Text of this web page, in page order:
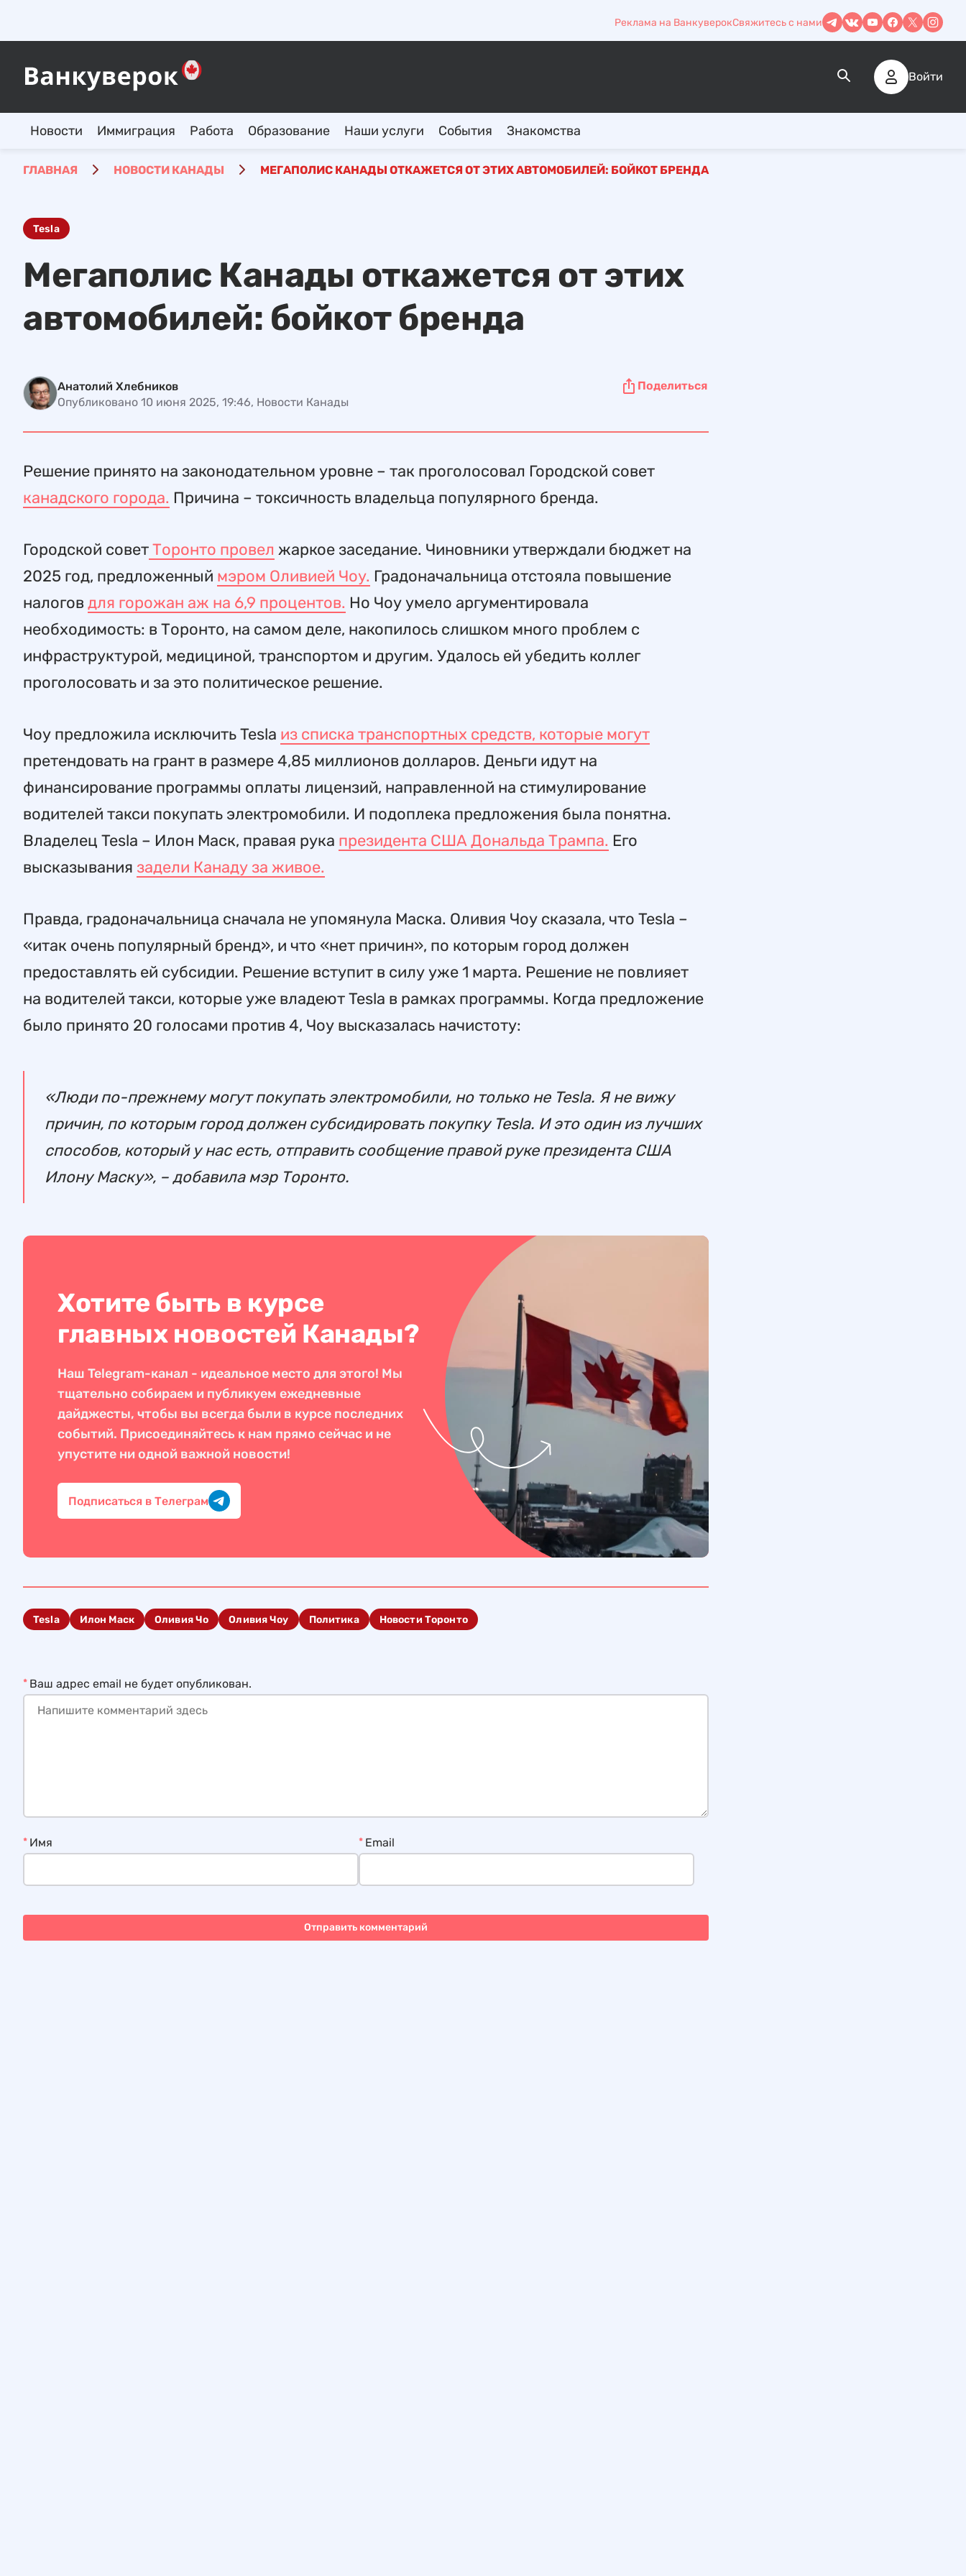
Реклама на ВанкуверокСвяжитесь с нами
Войти
Новости Иммиграция Работа Образование Наши услуги События Знакомства
ГЛАВНАЯ НОВОСТИ КАНАДЫ МЕГАПОЛИС КАНАДЫ ОТКАЖЕТСЯ ОТ ЭТИХ АВТОМОБИЛЕЙ: БОЙКОТ БРЕНДА
Tesla
Мегаполис Канады откажется от этих
автомобилей: бойкот бренда
Анатолий Хлебников
Опубликовано 10 июня 2025, 19:46, Новости Канады
Поделиться
Решение принято на законодательном уровне – так проголосовал Городской совет
канадского города. Причина – токсичность владельца популярного бренда.
Городской советТоронто провел жаркое заседание. Чиновники утверждали бюджет на
2025 год, предложенный мэром Оливией Чоу. Градоначальница отстояла повышение
налогов для горожан аж на 6,9 процентов. Но Чоу умело аргументировала
необходимость: в Торонто, на самом деле, накопилось слишком много проблем с
инфраструктурой, медициной, транспортом и другим. Удалось ей убедить коллег
проголосовать и за это политическое решение.
Чоу предложила исключить Tesla из списка транспортных средств, которые могут
претендовать на грант в размере 4,85 миллионов долларов. Деньги идут на
финансирование программы оплаты лицензий, направленной на стимулирование
водителей такси покупать электромобили. И подоплека предложения была понятна.
Владелец Tesla – Илон Маск, правая рука президента США Дональда Трампа. Его
высказывания задели Канаду за живое.
Правда, градоначальница сначала не упомянула Маска. Оливия Чоу сказала, что Tesla –
«итак очень популярный бренд», и что «нет причин», по которым город должен
предоставлять ей субсидии. Решение вступит в силу уже 1 марта. Решение не повлияет
на водителей такси, которые уже владеют Tesla в рамках программы. Когда предложение
было принято 20 голосами против 4, Чоу высказалась начистоту:
«Люди по-прежнему могут покупать электромобили, но только не Tesla. Я не вижу
причин, по которым город должен субсидировать покупку Tesla. И это один из лучших
способов, который у нас есть, отправить сообщение правой руке президента США
Илону Маску», – добавила мэр Торонто.
Хотите быть в курсе
главных новостей Канады?
Наш Telegram-канал - идеальное место для этого! Мы
тщательно собираем и публикуем ежедневные
дайджесты, чтобы вы всегда были в курсе последних
событий. Присоединяйтесь к нам прямо сейчас и не
упустите ни одной важной новости!
Подписаться в Телеграм
Tesla Илон Маск Оливия Чо Оливия Чоу Политика Новости Торонто
Ваш адрес email не будет опубликован.
*
Имя
* Email
*